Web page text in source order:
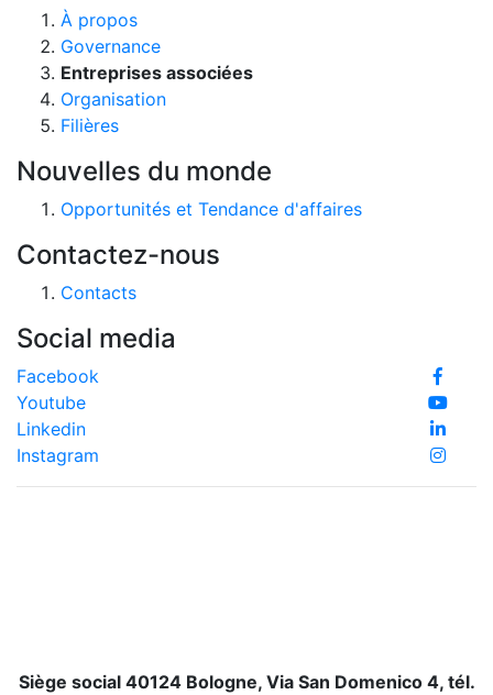
À propos
Governance
Entreprises associées
Organisation
Filières
Nouvelles du monde
Opportunités et Tendance d'affaires
Contactez-nous
Contacts
Social media
Facebook
Youtube
Linkedin
Instagram
Siège social 40124 Bologne, Via San Domenico 4, tél.